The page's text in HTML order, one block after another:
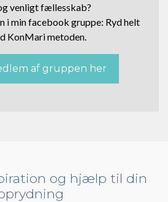
venligt fællesskab?
i min facebook gruppe: Ryd helt
KonMari metoden.
af gruppen her
og hjælp til din